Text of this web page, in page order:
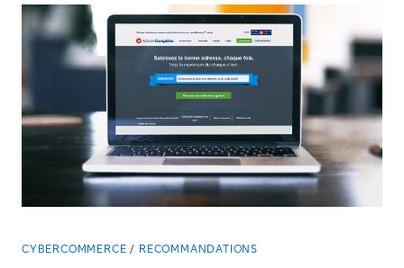
CYBERCOMMERCE RECOMMANDATIONS